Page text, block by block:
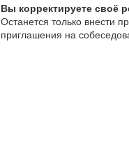
Вы корректируете своё
Останется только внести
приглашения на